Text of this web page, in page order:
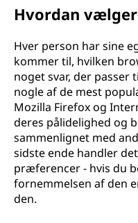
Hvordan
Hver person har sine
kommer til, hvilken
noget svar, der passer
nogle af de mest
Mozilla Firefox og
deres pålidelighed og
sammenlignet med
sidste ende handler
præferencer - hvis du
fornemmelsen af den
den.